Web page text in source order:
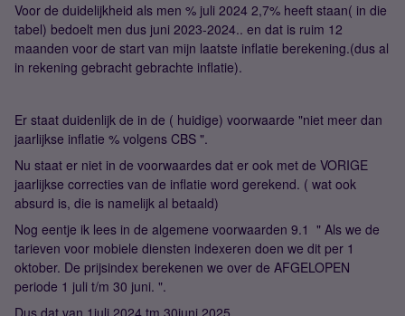
Voor de duidelijkheid als men % juli 2024 2,7% heeft staan( in die
tabel) bedoelt men dus juni 2023-2024.. en dat is ruim 12
maanden voor de start van mijn laatste inflatie berekening.(dus al
in rekening gebracht gebrachte inflatie).
Er staat duidenlijk de in de ( huidige) voorwaarde "niet meer dan
jaarlijkse inflatie % volgens CBS ".
Nu staat er niet in de voorwaardes dat er ook met de VORIGE
jaarlijkse correcties van de inflatie word gerekend. ( wat ook
absurd is, die is namelijk al betaald)
Nog eentje ik lees in de algemene voorwaarden 9.1 " Als we de
tarieven voor mobiele diensten indexeren doen we dit per 1
oktober. De prijsindex berekenen we over de AFGELOPEN
periode 1 juli t/m 30 juni. ".